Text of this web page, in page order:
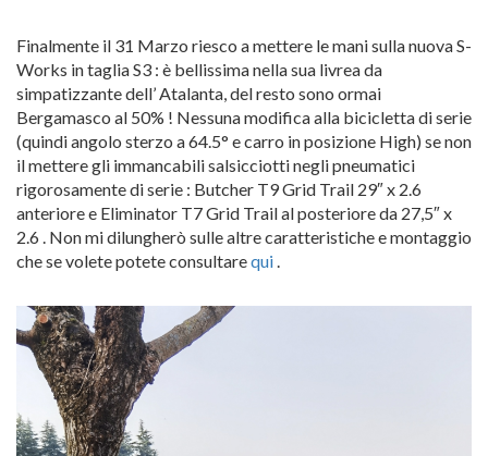
Finalmente il 31 Marzo riesco a mettere le mani sulla nuova S-
Works in taglia S3 : è bellissima nella sua livrea da
simpatizzante dell’ Atalanta, del resto sono ormai
Bergamasco al 50% ! Nessuna modifica alla bicicletta di serie
(quindi angolo sterzo a 64.5° e carro in posizione High) se non
il mettere gli immancabili salsicciotti negli pneumatici
rigorosamente di serie : Butcher T9 Grid Trail 29″ x 2.6
anteriore e Eliminator T7 Grid Trail al posteriore da 27,5″ x
2.6 . Non mi dilungherò sulle altre caratteristiche e montaggio
che se volete potete consultarequi.